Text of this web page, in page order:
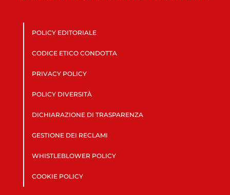
POLICY EDITORIALE
CODICE ETICO CONDOTTA
PRIVACY POLICY
POLICY DIVERSITÀ
DICHIARAZIONE DI TRASPARENZA
GESTIONE DEI RECLAMI
WHISTLEBLOWER POLICY
COOKIE POLICY